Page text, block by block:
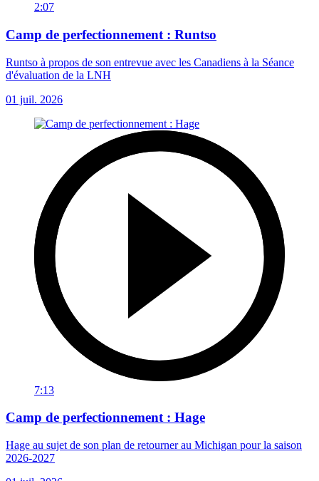
2:07
Camp de perfectionnement : Runtso
Runtso à propos de son entrevue avec les Canadiens à la Séance
d'évaluation de la LNH
01 juil. 2026
7:13
Camp de perfectionnement : Hage
Hage au sujet de son plan de retourner au Michigan pour la saison
2026-2027